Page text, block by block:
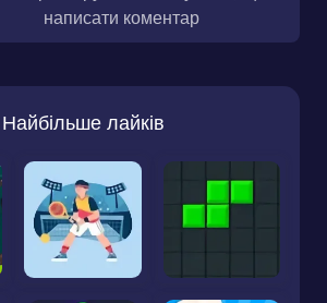
написати коментар
Найбільше лайків